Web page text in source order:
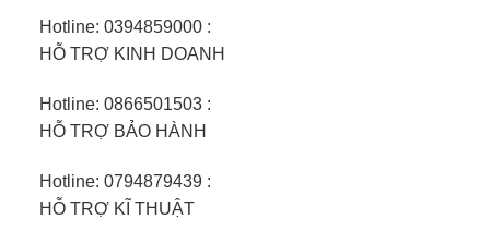
Hotline: 0394859000 :
HỖ TRỢ KINH DOANH
Hotline: 0866501503 :
HỖ TRỢ BẢO HÀNH
Hotline: 0794879439 :
HỖ TRỢ KĨ THUẬT